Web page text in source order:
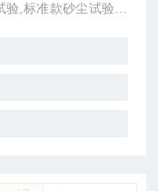
,标准款砂尘试验箱
等,以及检验产品的